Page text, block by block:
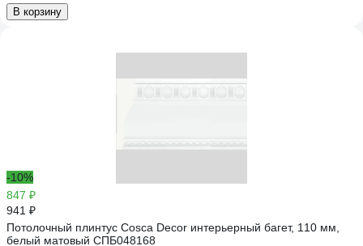
В корзину
-10%
847 ₽
941 ₽
Потолочный плинтус Cosca Decor интерьерный багет, 110 мм,
белый матовый СПБ048168